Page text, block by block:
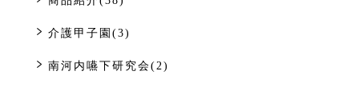
介護甲子園(3)
南河内嚥下研究会(2)